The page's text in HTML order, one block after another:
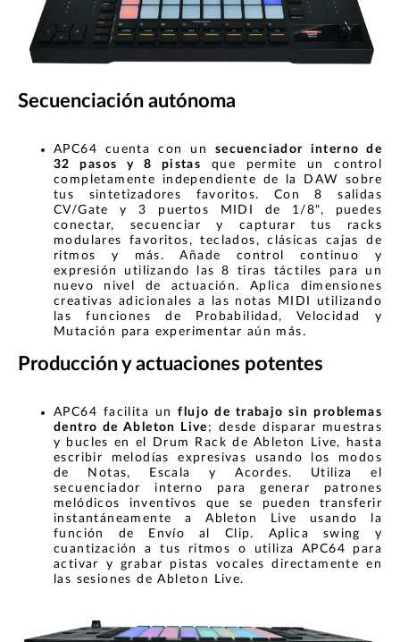
Secuenciación autónoma
APC64 cuenta con un secuenciador interno de
32 pasos y 8 pistas que permite un control
completamente independiente de la DAW sobre
tus sintetizadores favoritos. Con 8 salidas
CV/Gate y 3 puertos MIDI de 1/8", puedes
conectar, secuenciar y capturar tus racks
modulares favoritos, teclados, clásicas cajas de
ritmos y más. Añade control continuo y
expresión utilizando las 8 tiras táctiles para un
nuevo nivel de actuación. Aplica dimensiones
creativas adicionales a las notas MIDI utilizando
las funciones de Probabilidad, Velocidad y
Mutación para experimentar aún más.
Producción y actuaciones potentes
APC64 facilita unflujo de trabajo sin problemas
dentro de Ableton Live ; desde disparar muestras
y bucles en el Drum Rack de Ableton Live, hasta
escribir melodías expresivas usando los modos
de Notas, Escala y Acordes. Utiliza el
secuenciador interno para generar patrones
melódicos inventivos que se pueden transferir
instantáneamente a Ableton Live usando la
función de Envío al Clip. Aplica swing y
cuantización a tus ritmos o utiliza APC64 para
activar y grabar pistas vocales directamente en
las sesiones de Ableton Live.